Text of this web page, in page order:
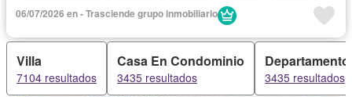
06/07/2026 en - Trasciende grupo inmobiliario
Villa
7104 resultados
Casa En Condominio
3435 resultados
Departamento
3435 resultados